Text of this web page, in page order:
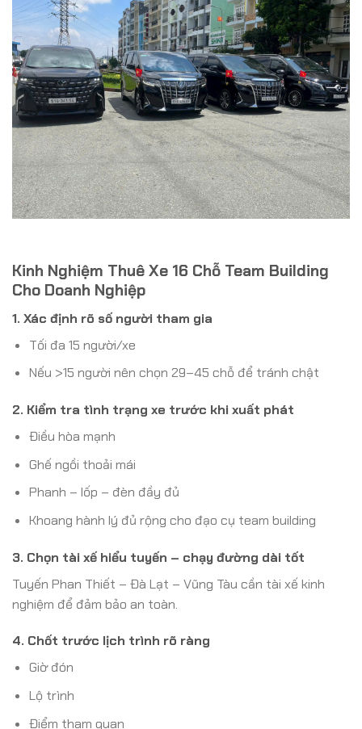
Kinh Nghiệm Thuê Xe 16 Chỗ Team Building
Cho Doanh Nghiệp
1. Xác định rõ số người tham gia
Tối đa 15 người/xe
Nếu >15 người nên chọn 29–45 chỗ để tránh chật
2. Kiểm tra tình trạng xe trước khi xuất phát
Điều hòa mạnh
Ghế ngồi thoải mái
Phanh – lốp – đèn đầy đủ
Khoang hành lý đủ rộng cho đạo cụ team building
3. Chọn tài xế hiểu tuyến – chạy đường dài tốt
Tuyến Phan Thiết – Đà Lạt – Vũng Tàu cần tài xế kinh
nghiệm để đảm bảo an toàn.
4. Chốt trước lịch trình rõ ràng
Giờ đón
Lộ trình
Điểm tham quan